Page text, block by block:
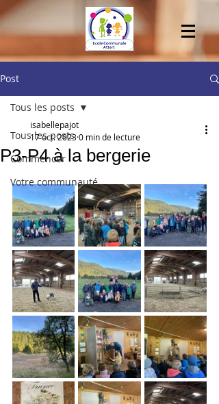
Post
Tous les posts
Commencer
Votre communauté
Tous les posts
P3-P4 à la bergerie
isabellepajot
17 oct. 20230 min de lecture